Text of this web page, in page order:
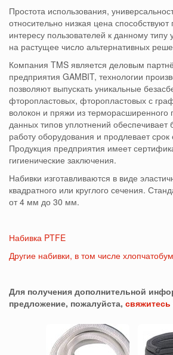
Простота использования,
относительно низкая цена
интересу пользователей к данному типу
на растущее число альтернативных
Компания TMS является деловым
предприятия GAMBIT, технологии
позволяют выпускать уникальные
фторопластовых, фторопластовых с
волокон и пряжи из
данных типов уплотнений обеспечивает
работу оборудования и продлевает срок
Продукция предприятия имеет
гигиенические заключения.
Набивки изготавливаются в виде
квадратного или круглого сечения.
от 4 мм до 30 мм.
Набивка PTFE
Другие набивки, в том числе
Для получения дополнительной
предложение, пожалуйста, свяжитесь